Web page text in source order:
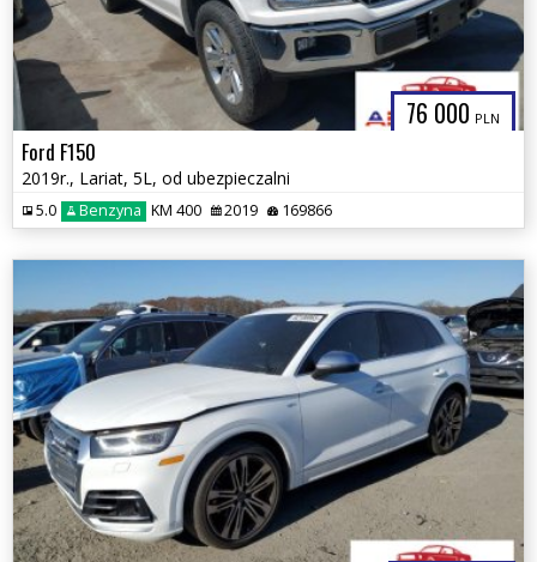
76 000 PLN
Ford F150
2019r., Lariat, 5L, od ubezpieczalni
5.0 Benzyna KM 400 2019 169866